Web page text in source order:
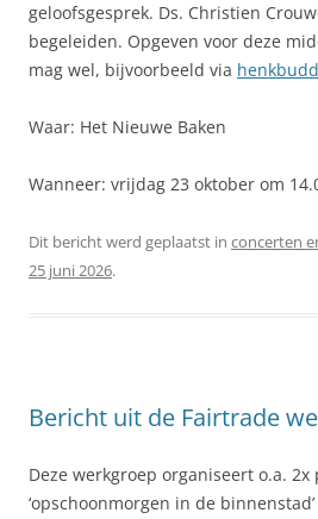
geloofsgesprek. Ds. Christien
begeleiden. Opgeven voor deze
mag wel, bijvoorbeeld via
Waar: Het Nieuwe Baken
Wanneer: vrijdag 23 oktober om
Dit bericht werd geplaatst in concerten
25 juni 2026.
Bericht uit de Fairtrade
Deze werkgroep organiseert o.a. 2x
‘opschoonmorgen in de